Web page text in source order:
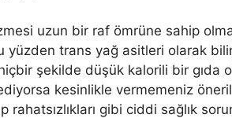
uzun bir raf ömrüne sahip
yüzden trans yağ asitleri olarak
hiçbir şekilde düşük kalorili bir gıda
kesinlikle vermemeniz
rahatsızlıkları gibi ciddi sağlık